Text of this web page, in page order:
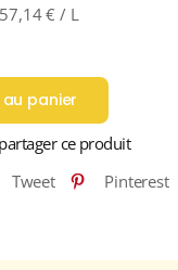
€ / L
panier
partager ce produit
Tweet Pinterest